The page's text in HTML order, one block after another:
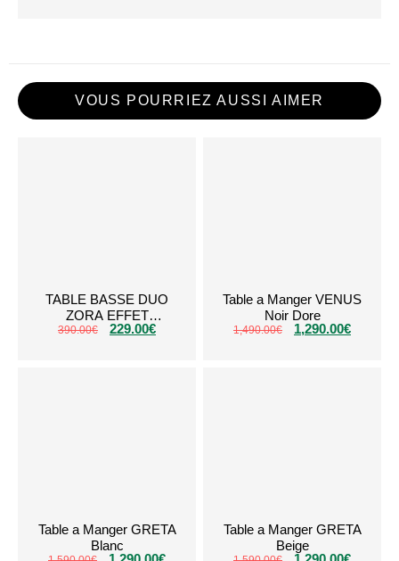
VOUS POURRIEZ AUSSI AIMER
TABLE BASSE DUO
ZORA EFFET
TRAVERTIN PIED
390.00€ 229.00€
Table a Manger VENUS
Noir Dore
1,490.00€ 1,290.00€
Table a Manger GRETA
Blanc
Table a Manger GRETA
Beige